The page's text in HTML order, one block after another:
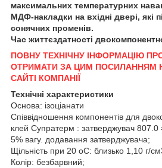
максимальних температурних
МДФ-накладки на вхідні двері, які
сонячних променів.
Час життєздатності
ПОВНУ ТЕХНІЧНУ ІНФОРМАЦІЮ
ОТРИМАТИ ЗА ЦИМ ПОСИЛАННЯМ
САЙТІ КОМПАНІЇ
Технічні характеристики
Основа: ізоціанати
Співвідношення компонентів для
клей Супратерм : затверджувач 807.0
5% вагу. додавання затверджувача;
Щільність при 20 оС: близько 1,10 г/см
Колір: безбарвний;